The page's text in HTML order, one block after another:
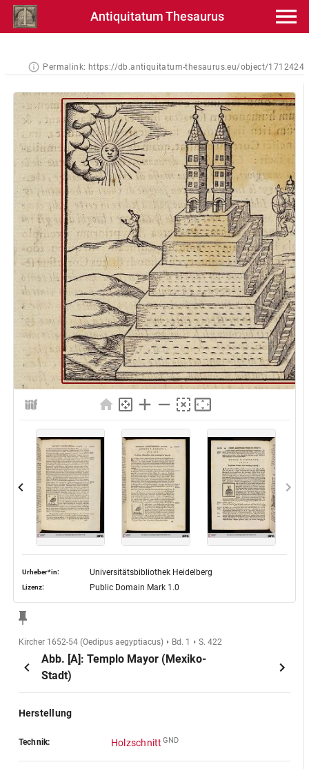
Antiquitatum Thesaurus
Permalink: https://db.antiquitatum-thesaurus.eu/object/1712424
Urheber*in: Universitätsbibliothek Heidelberg
Lizenz: Public Domain Mark 1.0
Kircher 1652-54 (Oedipus aegyptiacus) Bd. 1 S. 422
Abb. [A]: Templo Mayor (Mexiko-
Stadt)
Herstellung
Technik: Holzschnitt GND